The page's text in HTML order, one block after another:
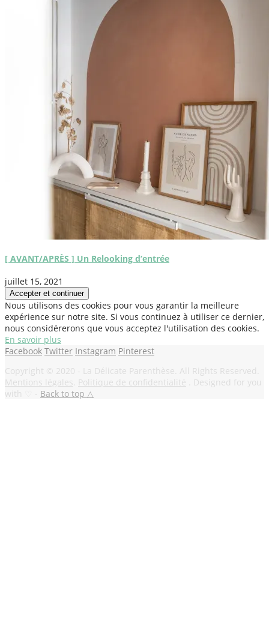
[ AVANT/APRÈS ] Un Relooking d’entrée
juillet 15, 2021
Nous utilisons des cookies pour vous garantir la meilleure
expérience sur notre site. Si vous continuez à utiliser ce dernier,
nous considérerons que vous acceptez l'utilisation des cookies.
En savoir plus
Facebook Twitter Instagram Pinterest
Copyright © 2020 - La Délicate Parenthèse. All Rights Reserved.
Mentions légales Politique de confidentialité . Designed for you
with ♡ - Back to top △